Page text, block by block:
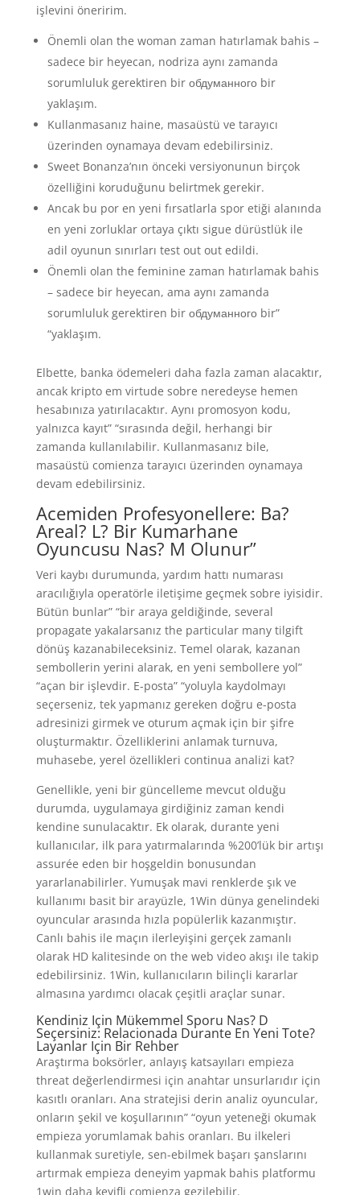
işlevini öneririm.
Önemli olan the woman zaman hatırlamak bahis –
sadece bir heyecan, nodriza aynı zamanda
sorumluluk gerektiren bir обдуманного bir
yaklaşım.
Kullanmasanız haine, masaüstü ve tarayıcı
üzerinden oynamaya devam edebilirsiniz.
Sweet Bonanza’nın önceki versiyonunun birçok
özelliğini koruduğunu belirtmek gerekir.
Ancak bu por en yeni fırsatlarla spor etiği alanında
en yeni zorluklar ortaya çıktı sigue dürüstlük ile
adil oyunun sınırları test out out edildi.
Önemli olan the feminine zaman hatırlamak bahis
– sadece bir heyecan, ama aynı zamanda
sorumluluk gerektiren bir обдуманного bir”
“yaklaşım.
Elbette, banka ödemeleri daha fazla zaman alacaktır,
ancak kripto em virtude sobre neredeyse hemen
hesabınıza yatırılacaktır. Aynı promosyon kodu,
yalnızca kayıt” “sırasında değil, herhangi bir
zamanda kullanılabilir. Kullanmasanız bile,
masaüstü comienza tarayıcı üzerinden oynamaya
devam edebilirsiniz.
Acemiden Profesyonellere: Ba?
Areal? L? Bir Kumarhane
Oyuncusu Nas? M Olunur”
Veri kaybı durumunda, yardım hattı numarası
aracılığıyla operatörle iletişime geçmek sobre iyisidir.
Bütün bunlar” “bir araya geldiğinde, several
propagate yakalarsanız the particular many tilgift
dönüş kazanabileceksiniz. Temel olarak, kazanan
sembollerin yerini alarak, en yeni sembollere yol”
“açan bir işlevdir. E-posta” “yoluyla kaydolmayı
seçerseniz, tek yapmanız gereken doğru e-posta
adresinizi girmek ve oturum açmak için bir şifre
oluşturmaktır. Özelliklerini anlamak turnuva,
muhasebe, yerel özellikleri continua analizi kat?
Genellikle, yeni bir güncelleme mevcut olduğu
durumda, uygulamaya girdiğiniz zaman kendi
kendine sunulacaktır. Ek olarak, durante yeni
kullanıcılar, ilk para yatırmalarında %200’lük bir artışı
assurée eden bir hoşgeldin bonusundan
yararlanabilirler. Yumuşak mavi renklerde şık ve
kullanımı basit bir arayüzle, 1Win dünya genelindeki
oyuncular arasında hızla popülerlik kazanmıştır.
Canlı bahis ile maçın ilerleyişini gerçek zamanlı
olarak HD kalitesinde on the web video akışı ile takip
edebilirsiniz. 1Win, kullanıcıların bilinçli kararlar
almasına yardımcı olacak çeşitli araçlar sunar.
Kendiniz Için Mükemmel Sporu Nas? D
Seçersiniz: Relacionada Durante En Yeni Tote?
Layanlar Için Bir Rehber
Araştırma boksörler, anlayış katsayıları empieza
threat değerlendirmesi için anahtar unsurlarıdır için
kasıtlı oranları. Ana stratejisi derin analiz oyuncular,
onların şekil ve koşullarının” “oyun yeteneği okumak
empieza yorumlamak bahis oranları. Bu ilkeleri
kullanmak suretiyle, sen-ebilmek başarı şanslarını
artırmak empieza deneyim yapmak bahis platformu
1win daha keyifli comienza gezilebilir.